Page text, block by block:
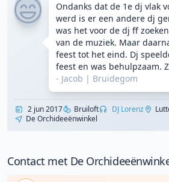
Ondanks dat de 1e dj vlak
werd is er een andere dj
was het voor de dj ff
van de muziek. Maar
feest tot het eind. Dj
feest en was behulpzaam.
- Jacob | Bruidegom
2 jun 2017 Bruiloft DJ Lorenz
De Orchideeënwinkel
Contact met De